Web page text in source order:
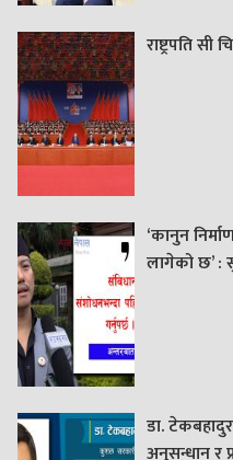
राष्ट्रपति
‘कानुन
लागेको छ’ :
डा.
अनुसन्धान र